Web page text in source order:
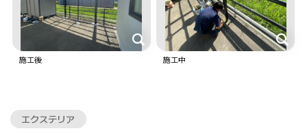
施工後 施工中
エクステリア